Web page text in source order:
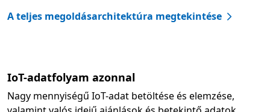
A teljes megoldásarchitektúra megtekintése
IoT-adatfolyam azonnal
Nagy mennyiségű IoT-adat betöltése és elemzése,